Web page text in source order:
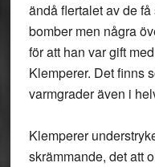
ändå flertalet av de
bomber men några
för att han var gift
Klemperer. Det finns
varmgrader även i
Klemperer
skrämmande, det att